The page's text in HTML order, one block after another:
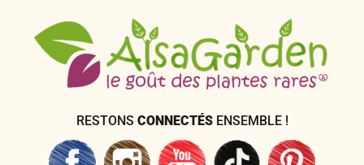
RESTONS CONNECTÉS ENSEMBLE !